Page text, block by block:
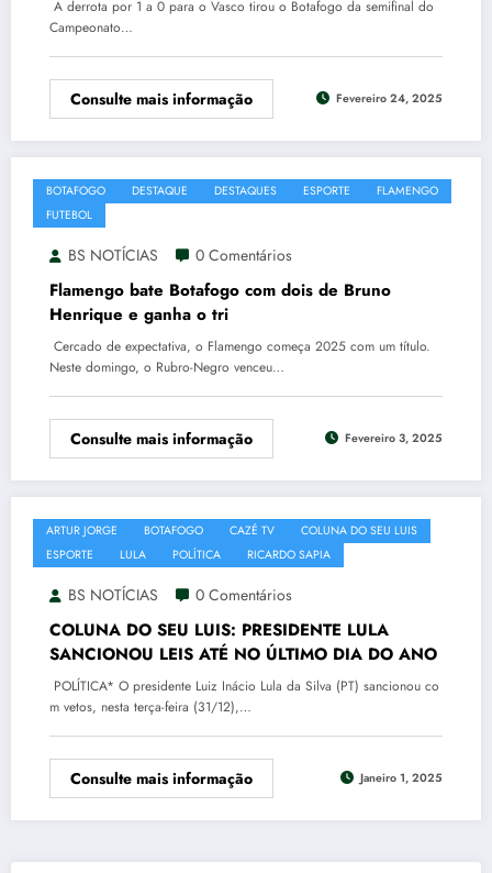
A derrota por 1 a 0 para o Vasco tirou o Botafogo da semifinal do
Campeonato…
Consulte mais informação Fevereiro 24, 2025
BOTAFOGO DESTAQUE DESTAQUES ESPORTE
FLAMENGO
FUTEBOL
BS NOTÍCIAS 0 Comentários
Flamengo bate Botafogo com dois de Bruno
Henrique e ganha o tri
Cercado de expectativa, o Flamengo começa 2025 com um título.
Neste domingo, o Rubro-Negro venceu…
Consulte mais informação Fevereiro 3, 2025
ARTUR JORGE BOTAFOGO CAZÉ TV
COLUNA DO SEU LUIS
ESPORTE
LULA POLÍTICA RICARDO SAPIA
BS NOTÍCIAS 0 Comentários
COLUNA DO SEU LUIS: PRESIDENTE LULA
SANCIONOU LEIS ATÉ NO ÚLTIMO DIA DO ANO
POLÍTICA* O presidente Luiz Inácio Lula da Silva (PT) sancionou co
m vetos, nesta terça-feira (31/12),…
Consulte mais informação Janeiro 1, 2025